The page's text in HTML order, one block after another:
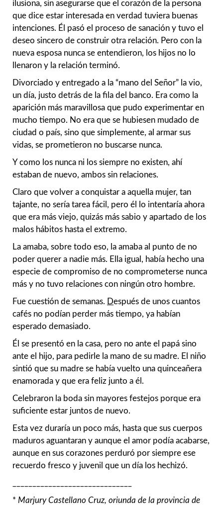
ilusiona, sin asegurarse que el corazón de la persona
que dice estar interesada en verdad tuviera buenas
intenciones. Él pasó el proceso de sanación y tuvo el
deseo sincero de construir otra relación. Pero con la
nueva esposa nunca se entendieron, los hijos no lo
llenaron y la relación terminó.
Divorciado y entregado a la “mano del Señor” la vio,
un día, justo detrás de la fila del banco. Era como la
aparición más maravillosa que pudo experimentar en
mucho tiempo. No era que se hubiesen mudado de
ciudad o país, sino que simplemente, al armar sus
vidas, se prometieron no buscarse nunca.
Y como los nunca ni los siempre no existen, ahí
estaban de nuevo, ambos sin relaciones.
Claro que volver a conquistar a aquella mujer, tan
tajante, no sería tarea fácil, pero él lo intentaría ahora
que era más viejo, quizás más sabio y apartado de los
malos hábitos hasta el extremo.
La amaba, sobre todo eso, la amaba al punto de no
poder querer a nadie más. Ella igual, había hecho una
especie de compromiso de no comprometerse nunca
más y no tuvo relaciones con ningún otro hombre.
Fue cuestión de semanas. Después de unos cuantos
cafés no podían perder más tiempo, ya habían
esperado demasiado.
Él se presentó en la casa, pero no ante el papá sino
ante el hijo, para pedirle la mano de su madre. El niño
sintió que su madre se había vuelto una quinceañera
enamorada y que era feliz junto a él.
Celebraron la boda sin mayores festejos porque era
suficiente estar juntos de nuevo.
Esta vez duraría un poco más, hasta que sus cuerpos
maduros aguantaran y aunque el amor podía acabarse,
aunque en sus corazones perduró por siempre ese
recuerdo fresco y juvenil que un día los hechizó.
* Marjury Castellano Cruz, oriunda de la provincia de